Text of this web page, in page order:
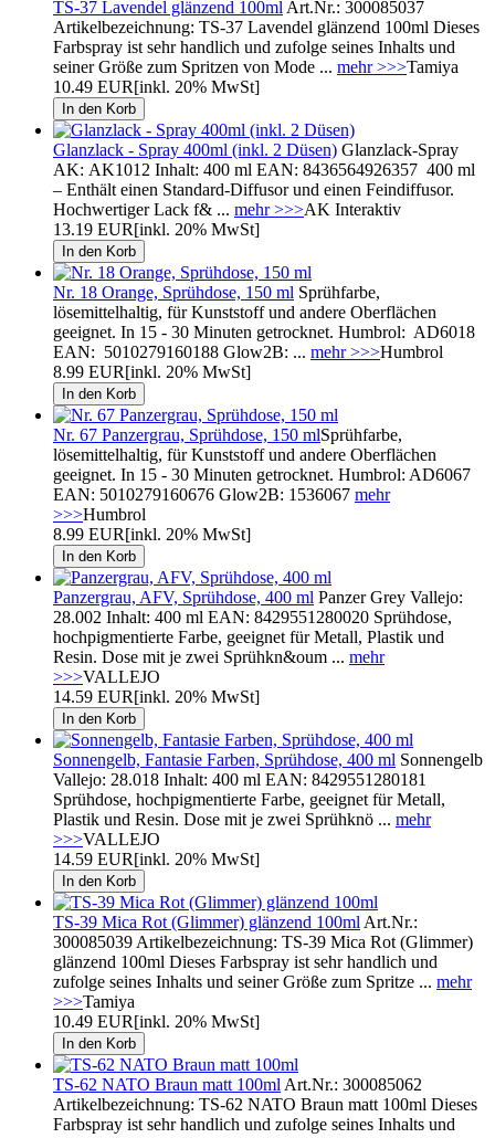
TS-37 Lavendel glänzend 100ml Art.Nr.: 300085037
Artikelbezeichnung: TS-37 Lavendel glänzend 100ml Dieses
Farbspray ist sehr handlich und zufolge seines Inhalts und
seiner Größe zum Spritzen von Mode ... mehr >>>Tamiya
10.49 EUR[inkl. 20% MwSt]
Glanzlack - Spray 400ml (inkl. 2 Düsen) Glanzlack-Spray
AK: AK1012 Inhalt: 400 ml EAN: 8436564926357 400 ml
– Enthält einen Standard-Diffusor und einen Feindiffusor.
Hochwertiger Lack f& ... mehr >>>AK Interaktiv
13.19 EUR[inkl. 20% MwSt]
Nr. 18 Orange, Sprühdose, 150 ml Sprühfarbe,
lösemittelhaltig, für Kunststoff und andere Oberflächen
geeignet. In 15 - 30 Minuten getrocknet. Humbrol: AD6018
EAN: 5010279160188 Glow2B: ... mehr >>>Humbrol
8.99 EUR[inkl. 20% MwSt]
Nr. 67 Panzergrau, Sprühdose, 150 mlSprühfarbe,
lösemittelhaltig, für Kunststoff und andere Oberflächen
geeignet. In 15 - 30 Minuten getrocknet. Humbrol: AD6067
EAN: 5010279160676 Glow2B: 1536067 mehr
>>>Humbrol
8.99 EUR[inkl. 20% MwSt]
Panzergrau, AFV, Sprühdose, 400 ml Panzer Grey Vallejo:
28.002 Inhalt: 400 ml EAN: 8429551280020 Sprühdose,
hochpigmentierte Farbe, geeignet für Metall, Plastik und
Resin. Dose mit je zwei Sprühkn&oum ... mehr
>>>VALLEJO
14.59 EUR[inkl. 20% MwSt]
Sonnengelb, Fantasie Farben, Sprühdose, 400 ml Sonnengelb
Vallejo: 28.018 Inhalt: 400 ml EAN: 8429551280181
Sprühdose, hochpigmentierte Farbe, geeignet für Metall,
Plastik und Resin. Dose mit je zwei Sprühknö ... mehr
>>>VALLEJO
14.59 EUR[inkl. 20% MwSt]
TS-39 Mica Rot (Glimmer) glänzend 100ml Art.Nr.:
300085039 Artikelbezeichnung: TS-39 Mica Rot (Glimmer)
glänzend 100ml Dieses Farbspray ist sehr handlich und
zufolge seines Inhalts und seiner Größe zum Spritze ... mehr
>>>Tamiya
10.49 EUR[inkl. 20% MwSt]
TS-62 NATO Braun matt 100ml Art.Nr.: 300085062
Artikelbezeichnung: TS-62 NATO Braun matt 100ml Dieses
Farbspray ist sehr handlich und zufolge seines Inhalts und